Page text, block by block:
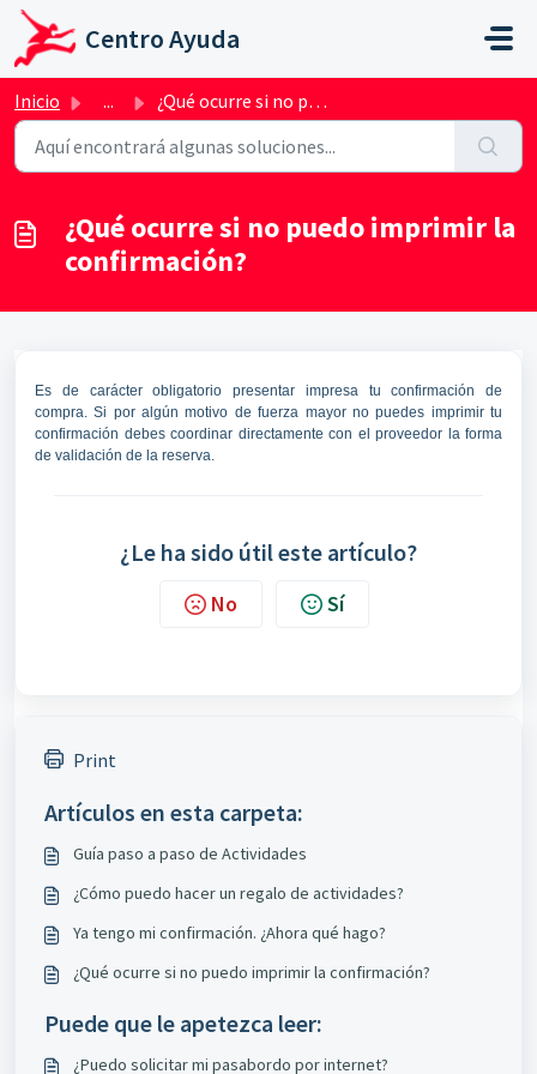
Saltar al contenido principal
Centro Ayuda
Inicio ... ¿Qué ocurre si no puedo imprimir la confirmación?
¿Qué ocurre si no puedo imprimir la
confirmación?
Es de carácter obligatorio presentar impresa tu confirmación de
compra. Si por algún motivo de fuerza mayor no puedes imprimir tu
confirmación debes coordinar directamente con el proveedor la forma
de validación de la reserva.
¿Le ha sido útil este artículo?
No Sí
Print
Artículos en esta carpeta:
Guía paso a paso de Actividades
¿Cómo puedo hacer un regalo de actividades?
Ya tengo mi confirmación. ¿Ahora qué hago?
¿Qué ocurre si no puedo imprimir la confirmación?
Puede que le apetezca leer:
¿Puedo solicitar mi pasabordo por internet?